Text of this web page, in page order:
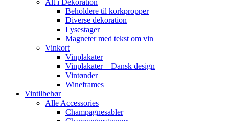
Beholdere til korkpropper
Diverse dekoration
Lysestager
Magneter med tekst om vin
Vinkort
Vinplakater
Vinplakater – Dansk design
Vintønder
Wineframes
Vintilbehør
Alle Accessories
Champagnesabler